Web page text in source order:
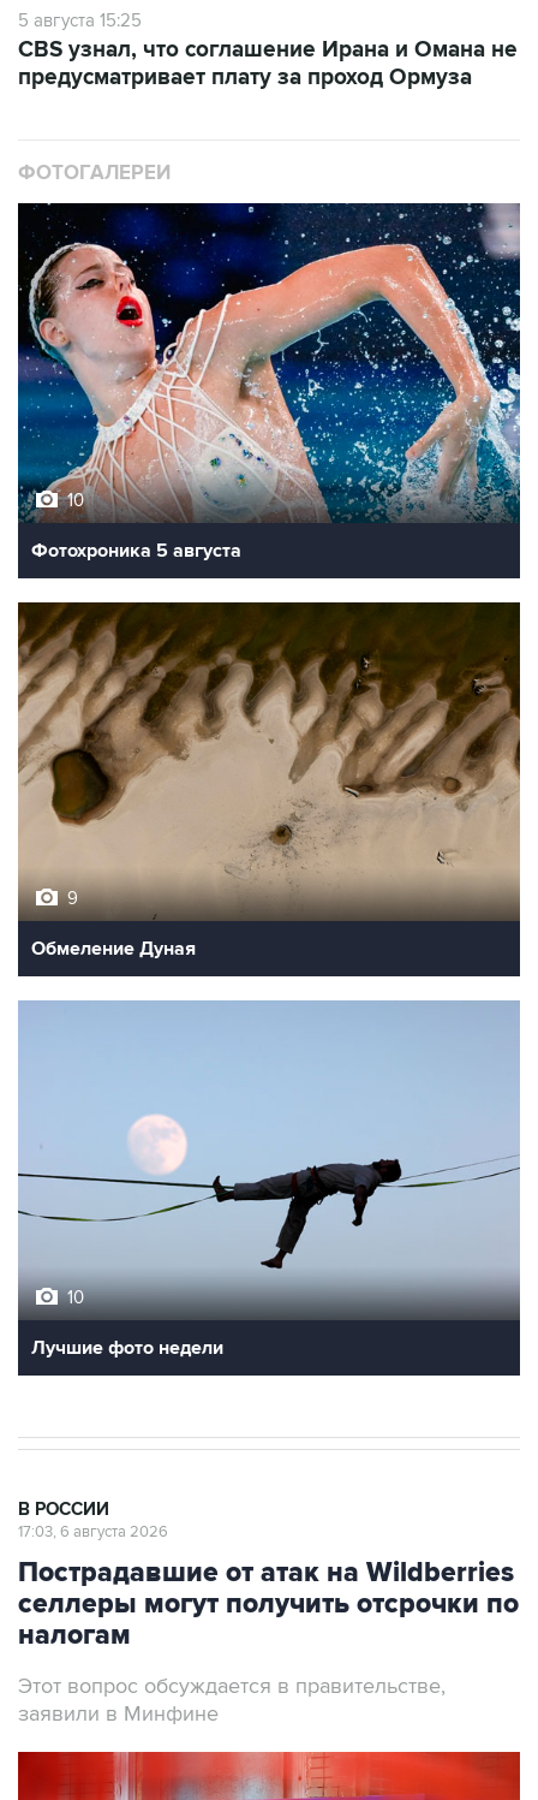
5 августа 15:25
CBS узнал, что соглашение Ирана и Омана не
предусматривает плату за проход Ормуза
ФОТОГАЛЕРЕИ
10
Фотохроника 5 августа
9
Обмеление Дуная
10
Лучшие фото недели
В РОССИИ
17:03, 6 августа 2026
Пострадавшие от атак на Wildberries
селлеры могут получить отсрочки по
налогам
Этот вопрос обсуждается в правительстве,
заявили в Минфине